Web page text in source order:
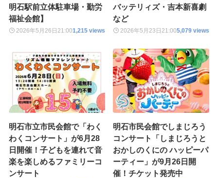
明石駅前立体駐車場・勤労
福祉会館】
2026年5月26日 21:001,215 views
バッテリィズ・吉本新喜劇
など
2026年5月23日21:005,079 views
明石市立市民会館で「わく
わくコンサート」が6月28
日開催！子どもを連れて音
楽を楽しめるファミリーコ
ンサート
明石市民会館でしまじろう
コンサート「しまじろうと
おかしのくにの ハッピーパ
ーティー」が9月26日開
催！チケット発売中